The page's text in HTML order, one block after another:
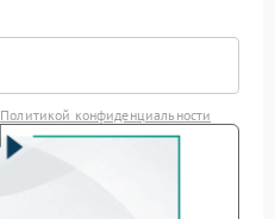
Политикой конфиденциальности